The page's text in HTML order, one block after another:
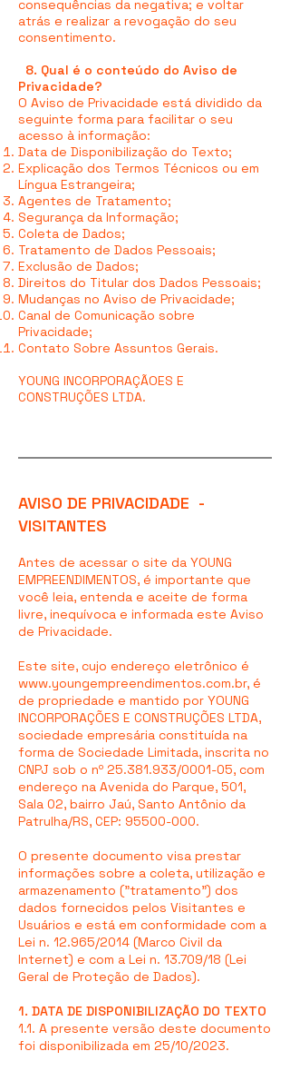
consequências da negativa; e voltar
atrás e realizar a revogação do seu
consentimento.
8. Qual é o conteúdo do Aviso de
Privacidade?
O Aviso de Privacidade está dividido da
seguinte forma para facilitar o seu
acesso à informação:
Data de Disponibilização do Texto;
Explicação dos Termos Técnicos ou em
Língua Estrangeira;
Agentes de Tratamento;
Segurança da Informação;
Coleta de Dados;
Tratamento de Dados Pessoais;
Exclusão de Dados;
Direitos do Titular dos Dados Pessoais;
Mudanças no Aviso de Privacidade;
Canal de Comunicação sobre
Privacidade;
Contato Sobre Assuntos Gerais.
YOUNG INCORPORAÇÃOES E
CONSTRUÇÕES LTDA.
AVISO DE PRIVACIDADE -
VISITANTES
Antes de acessar o site da YOUNG
EMPREENDIMENTOS, é importante que
você leia, entenda e aceite de forma
livre, inequívoca e informada este Aviso
de Privacidade.
Este site, cujo endereço eletrônico é
www.youngempreendimentos.com.br, é
de propriedade e mantido por YOUNG
INCORPORAÇÕES E CONSTRUÇÕES LTDA,
sociedade empresária constituída na
forma de Sociedade Limitada, inscrita no
CNPJ sob o nº 25.381.933/0001-05, com
endereço na Avenida do Parque, 501,
Sala 02, bairro Jaú, Santo Antônio da
Patrulha/RS, CEP: 95500-000.
O presente documento visa prestar
informações sobre a coleta, utilização e
armazenamento ("tratamento") dos
dados fornecidos pelos Visitantes e
Usuários e está em conformidade com a
Lei n. 12.965/2014 (Marco Civil da
Internet) e com a Lei n. 13.709/18 (Lei
Geral de Proteção de Dados).
1. DATA DE DISPONIBILIZAÇÃO DO TEXTO
1.1. A presente versão deste documento
foi disponibilizada em 25/10/2023.